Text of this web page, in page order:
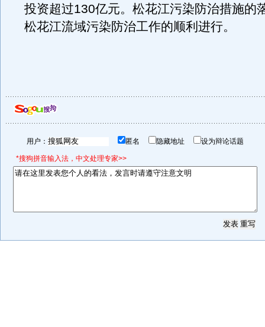
投资超过130亿元。松花江污染防治措施的
松花江流域污染防治工作的顺利进行。
用户： 匿名 隐藏地址 设为辩论话题
*搜狗拼音输入法，中文处理专家>>